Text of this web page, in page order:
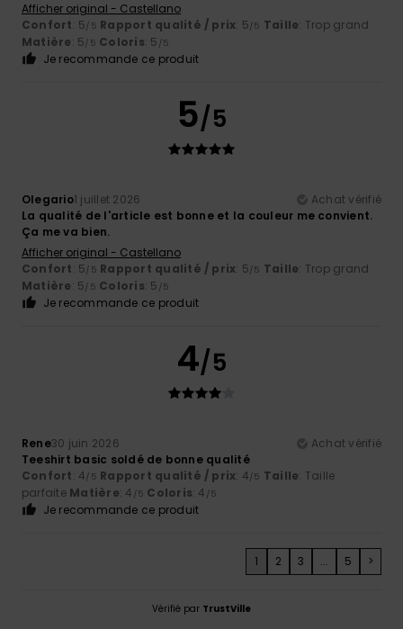
Afficher original - Castellano
Confort: 5/5 Rapport qualité / prix: 5/5 Taille: Trop grand
Matière: 5/5 Coloris: 5 /5
Je recommande ce produit
5/5
Olegario1 juillet 2026
Achat vérifié
La qualité de l'article est bonne et la couleur me convient.
Ça me va bien.
Afficher original - Castellano
Confort: 5/5 Rapport qualité / prix: 5/5 Taille: Trop grand
Matière: 5/5 Coloris: 5 /5
Je recommande ce produit
4/5
Rene30 juin 2026
Achat vérifié
Teeshirt basic soldé de bonne qualité
Confort: 4/5 Rapport qualité / prix: 4/5 Taille: Taille
parfaite Matière: 4 /5 Coloris: 4 /5
Je recommande ce produit
1 2 3 ... 5 >
Vérifié par TrustVille